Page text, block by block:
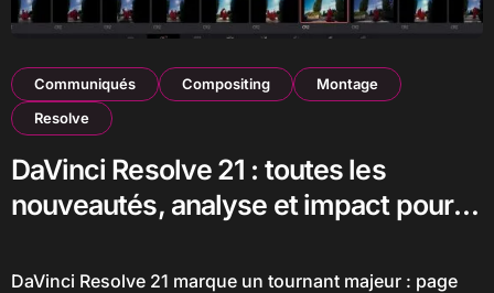
Communiqués Compositing
Montage
Resolve
DaVinci Resolve 21 : toutes les
nouveautés, analyse et impact pour
créateurs
DaVinci Resolve 21 marque un tournant majeur : page